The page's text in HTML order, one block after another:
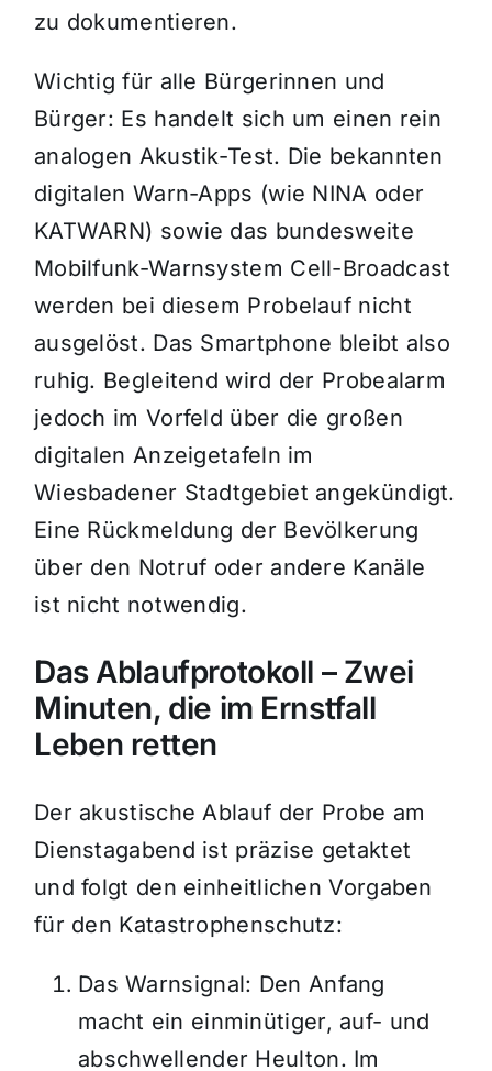
zu dokumentieren.
Wichtig für alle Bürgerinnen und
Bürger: Es handelt sich um einen rein
analogen Akustik-Test. Die bekannten
digitalen Warn-Apps (wie NINA oder
KATWARN) sowie das bundesweite
Mobilfunk-Warnsystem Cell-Broadcast
werden bei diesem Probelauf nicht
ausgelöst. Das Smartphone bleibt also
ruhig. Begleitend wird der Probealarm
jedoch im Vorfeld über die großen
digitalen Anzeigetafeln im
Wiesbadener Stadtgebiet angekündigt.
Eine Rückmeldung der Bevölkerung
über den Notruf oder andere Kanäle
ist nicht notwendig.
Das Ablaufprotokoll – Zwei
Minuten, die im Ernstfall
Leben retten
Der akustische Ablauf der Probe am
Dienstagabend ist präzise getaktet
und folgt den einheitlichen Vorgaben
für den Katastrophenschutz:
Das Warnsignal: Den Anfang
macht ein einminütiger, auf- und
abschwellender Heulton. Im